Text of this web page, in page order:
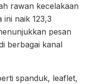
rawan kecelakaan
naik 123,3
pesan
berbagai kanal
spanduk, leaflet,